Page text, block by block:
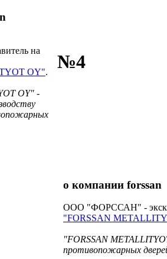
на
OY".
OY" -
№4
о компании forssan
ООО "ФОРССАН" -
"FORSSAN
"FORSSAN
противопожарных